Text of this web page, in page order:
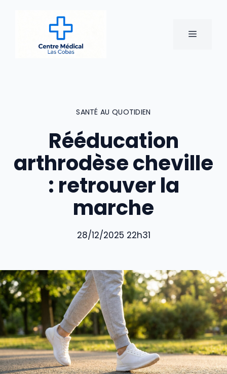
MENU
SANTÉ AU QUOTIDIEN
Rééducation
arthrodèse cheville
: retrouver la
marche
28/12/2025 22h31